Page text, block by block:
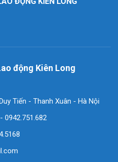
động Kiên Long
Tiến - Thanh Xuân - Hà Nội
0942.751.682